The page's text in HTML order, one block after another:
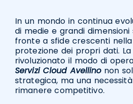
In un mondo in continua
di medie e grandi
fronte a sfide crescenti
protezione dei propri dati.
rivoluzionato il modo di
Servizi Cloud Avellinonon
strategica, ma una
rimanere competitivo.